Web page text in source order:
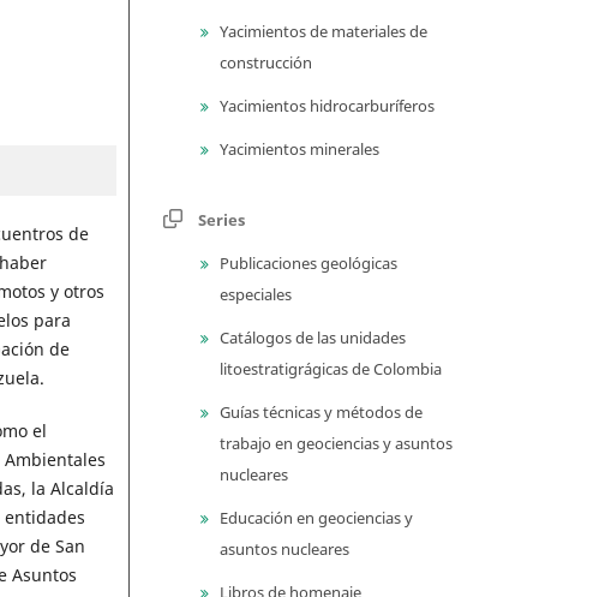
de
y otros
para
de
el
la Alcaldía
entidades
de San
Asuntos
Yacimientos de materiales de
construcción
Yacimientos hidrocarburíferos
Yacimientos minerales
Series
Publicaciones geológicas
especiales
Catálogos de las unidades
litoestratigrágicas de Colombia
Guías técnicas y métodos de
trabajo en geociencias y asuntos
nucleares
Educación en geociencias y
asuntos nucleares
Libros de homenaje